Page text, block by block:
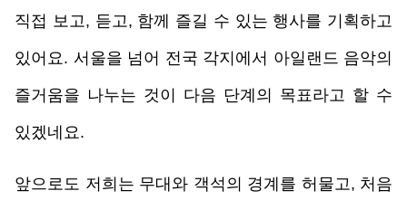
직접 보고, 듣고, 함께 즐길 수 있는 행사를 기획하고
있어요. 서울을 넘어 전국 각지에서 아일랜드 음악의
즐거움을 나누는 것이 다음 단계의 목표라고 할 수
있겠네요.
앞으로도 저희는 무대와 객석의 경계를 허물고, 처음